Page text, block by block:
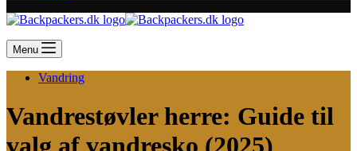
Menu
Vandring
Vandrestøvler herre: Guide til